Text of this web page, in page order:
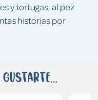
y tortugas, al pez
historias por
gustarte...